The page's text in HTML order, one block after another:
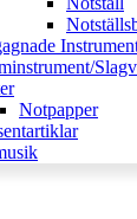
Notpapper